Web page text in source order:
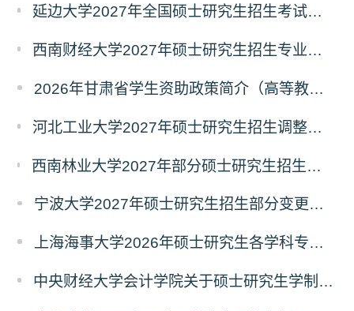
延边大学2027年全国硕士研究生招生考试考生进入复试的初试成绩基本要求调整的通知
西南财经大学2027年硕士研究生招生专业及初试自命题科目调整的通知
2026年甘肃省学生资助政策简介（高等教育阶段）
河北工业大学2027年硕士研究生招生调整部分专业、研究方向及考试科目的公告
西南林业大学2027年部分硕士研究生招生专业、初试科目、加试科目及参考书目调整的公告
宁波大学2027年硕士研究生招生部分变更信息的公告
上海海事大学2026年硕士研究生各学科专业录取人数
中央财经大学会计学院关于硕士研究生学制调整的公告